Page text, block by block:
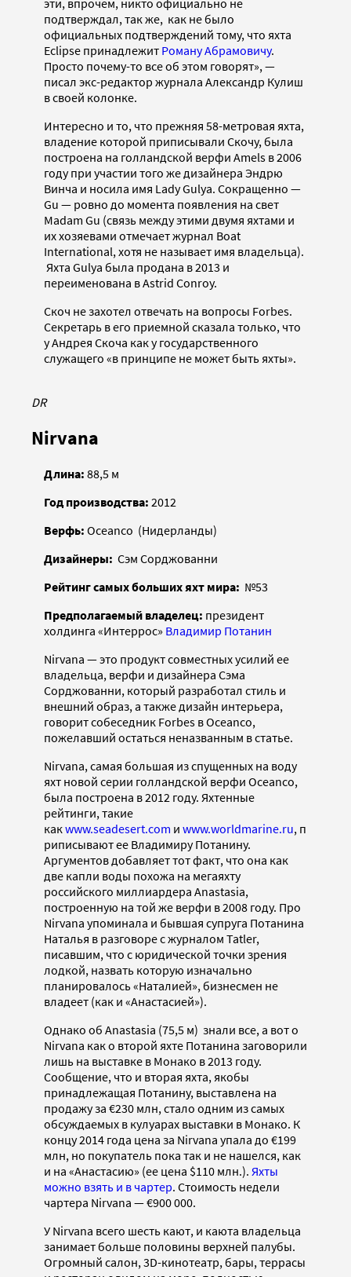
эти, впрочем, никто официально не
подтверждал, так же, как не было
официальных подтверждений тому, что яхта
Eclipse принадлежит Роману Абрамовичу.
Просто почему-то все об этом говорят», —
писал экс-редактор журнала Александр Кулиш
в своей колонке.
Интересно и то, что прежняя 58-метровая яхта,
владение которой приписывали Скочу, была
построена на голландской верфи Amels в 2006
году при участии того же дизайнера Эндрю
Винча и носила имя Lady Gulya. Сокращенно —
Gu — ровно до момента появления на свет
Madam Gu (связь между этими двумя яхтами и
их хозяевами отмечает журнал Boat
International, хотя не называет имя владельца).
Яхта Gulya была продана в 2013 и
переименована в Astrid Conroy.
Скоч не захотел отвечать на вопросы Forbes.
Секретарь в его приемной сказала только, что
у Андрея Скоча как у государственного
служащего «в принципе не может быть яхты».
DR
Nirvana
Длина: 88,5 м
Год производства: 2012
Верфь: Oceanco (Нидерланды)
Дизайнеры: Сэм Сорджованни
Рейтинг самых больших яхт мира: №53
Предполагаемый владелец: президент
холдинга «Интеррос» Владимир Потанин
Nirvana — это продукт совместных усилий ее
владельца, верфи и дизайнера Сэма
Сорджованни, который разработал стиль и
внешний образ, а также дизайн интерьера,
говорит собеседник Forbes в Oceanco,
пожелавший остаться неназванным в статье.
Nirvana, самая большая из спущенных на воду
яхт новой серии голландской верфи Oceanco,
была построена в 2012 году. Яхтенные
рейтинги, такие
какwww.seadesert.com и www.worldmarine.ru, п
риписывают ее Владимиру Потанину.
Аргументов добавляет тот факт, что она как
две капли воды похожа на мегаяхту
российского миллиардера Anastasia,
построенную на той же верфи в 2008 году. Про
Nirvana упоминала и бывшая супруга Потанина
Наталья в разговоре с журналом Tatler,
писавшим, что с юридической точки зрения
лодкой, назвать которую изначально
планировалось «Наталией», бизнесмен не
владеет (как и «Анастасией»).
Однако об Anastasia (75,5 м) знали все, а вот о
Nirvana как о второй яхте Потанина заговорили
лишь на выставке в Монако в 2013 году.
Сообщение, что и вторая яхта, якобы
принадлежащая Потанину, выставлена на
продажу за €230 млн, стало одним из самых
обсуждаемых в кулуарах выставки в Монако. К
концу 2014 года цена за Nirvana упала до €199
млн, но покупатель пока так и не нашелся, как
и на «Анастасию» (ее цена $110 млн.). Яхты
можно взять и в чартер. Стоимость недели
чартера Nirvana — €900 000.
У Nirvana всего шесть кают, и каюта владельца
занимает больше половины верхней палубы.
Огромный салон, 3D-кинотеатр, бары, террасы